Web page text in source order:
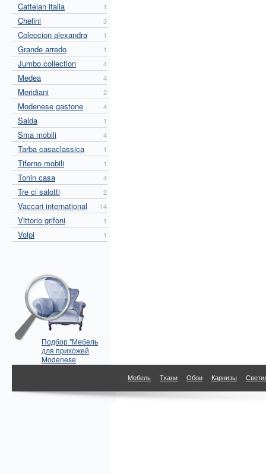
Cattelan italia 1
Chelini 3
Coleccion alexandra 1
Grande arredo 1
Jumbo collection 4
Medea 4
Meridiani 2
Modenese gastone 4
Salda 1
Sma mobili 4
Tarba casaclassica 1
Tiferno mobili 1
Tonin casa 4
Tre ci salotti 2
Vaccari international 14
Vittorio grifoni 1
Volpi 1
Подбор "Мебель
для прихожей
Modenese
Gastone" по
Мебель Ткани Обои Карнизы